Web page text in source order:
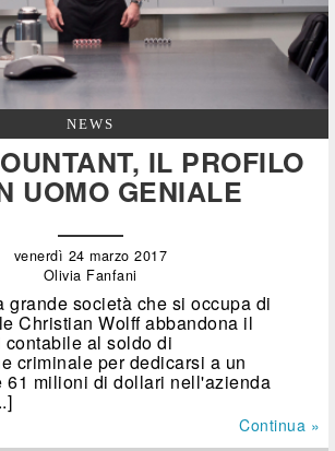
NEWS
IL PROFILO
UOMO GENIALE
venerdì 24 marzo 2017
Olivia Fanfani
grande società che si occupa di
Christian Wolff abbandona il
al soldo di
criminale per dedicarsi a un
61 milioni di dollari nell'azienda
Continua »